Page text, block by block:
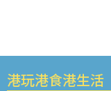
港玩港食港生活